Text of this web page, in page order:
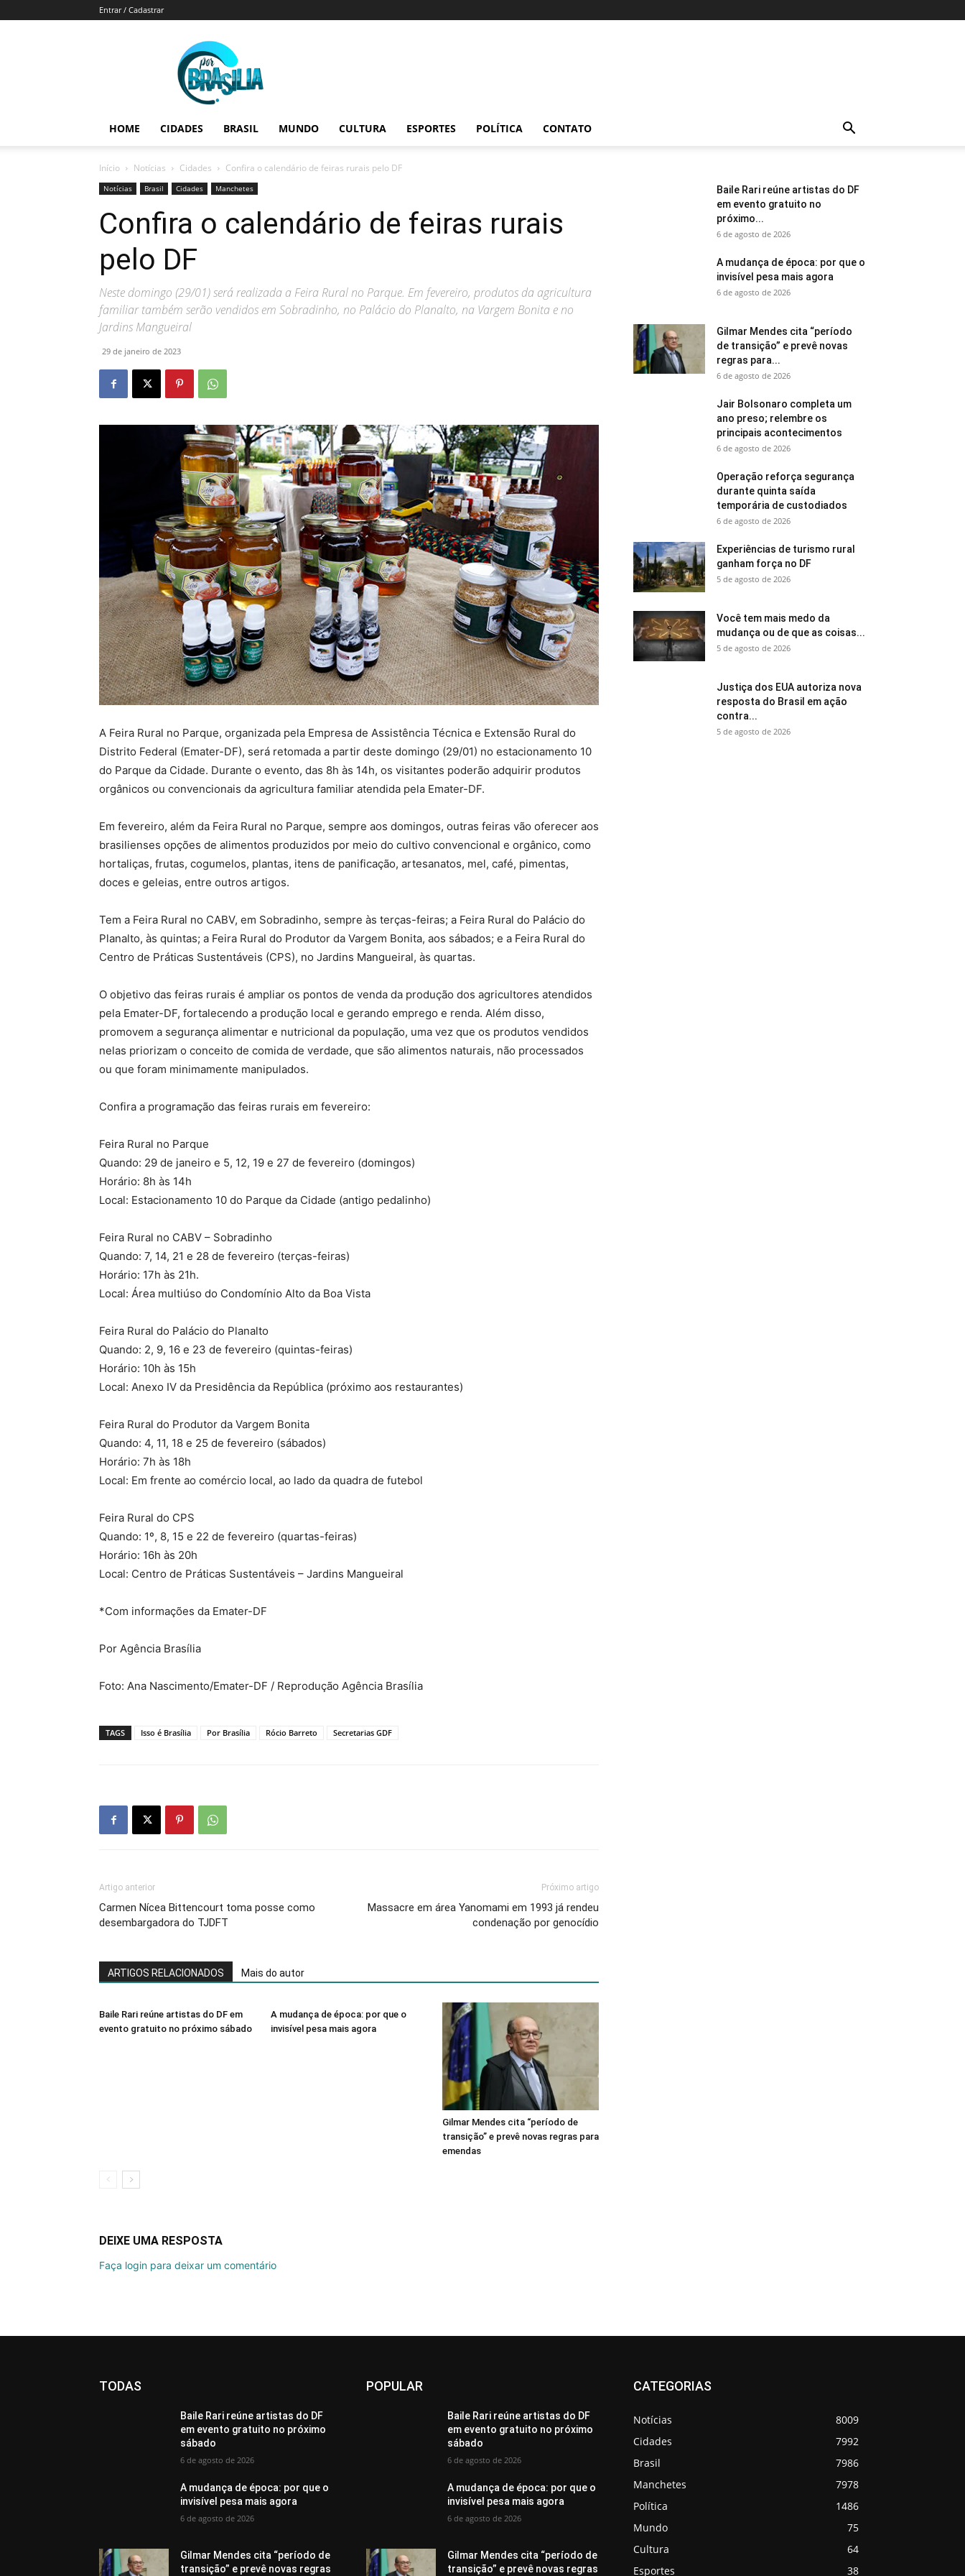
Entrar / Cadastrar
Por
Brasília
HOME CIDADES BRASIL MUNDO CULTURA ESPORTES POLÍTICA CONTATO
Início Notícias Cidades Confira o calendário de feiras rurais pelo DF
Notícias Brasil Cidades Manchetes
Confira o calendário de feiras rurais
pelo DF
Neste domingo (29/01) será realizada a Feira Rural no Parque. Em fevereiro, produtos da agricultura
familiar também serão vendidos em Sobradinho, no Palácio do Planalto, na Vargem Bonita e no
Jardins Mangueiral
29 de janeiro de 2023
A Feira Rural no Parque, organizada pela Empresa de Assistência Técnica e Extensão Rural do
Distrito Federal (Emater-DF), será retomada a partir deste domingo (29/01) no estacionamento 10
do Parque da Cidade. Durante o evento, das 8h às 14h, os visitantes poderão adquirir produtos
orgânicos ou convencionais da agricultura familiar atendida pela Emater-DF.
Em fevereiro, além da Feira Rural no Parque, sempre aos domingos, outras feiras vão oferecer aos
brasilienses opções de alimentos produzidos por meio do cultivo convencional e orgânico, como
hortaliças, frutas, cogumelos, plantas, itens de panificação, artesanatos, mel, café, pimentas,
doces e geleias, entre outros artigos.
Tem a Feira Rural no CABV, em Sobradinho, sempre às terças-feiras; a Feira Rural do Palácio do
Planalto, às quintas; a Feira Rural do Produtor da Vargem Bonita, aos sábados; e a Feira Rural do
Centro de Práticas Sustentáveis (CPS), no Jardins Mangueiral, às quartas.
O objetivo das feiras rurais é ampliar os pontos de venda da produção dos agricultores atendidos
pela Emater-DF, fortalecendo a produção local e gerando emprego e renda. Além disso,
promovem a segurança alimentar e nutricional da população, uma vez que os produtos vendidos
nelas priorizam o conceito de comida de verdade, que são alimentos naturais, não processados
ou que foram minimamente manipulados.
Confira a programação das feiras rurais em fevereiro:
Feira Rural no Parque
Quando: 29 de janeiro e 5, 12, 19 e 27 de fevereiro (domingos)
Horário: 8h às 14h
Local: Estacionamento 10 do Parque da Cidade (antigo pedalinho)
Feira Rural no CABV – Sobradinho
Quando: 7, 14, 21 e 28 de fevereiro (terças-feiras)
Horário: 17h às 21h.
Local: Área multiúso do Condomínio Alto da Boa Vista
Feira Rural do Palácio do Planalto
Quando: 2, 9, 16 e 23 de fevereiro (quintas-feiras)
Horário: 10h às 15h
Local: Anexo IV da Presidência da República (próximo aos restaurantes)
Feira Rural do Produtor da Vargem Bonita
Quando: 4, 11, 18 e 25 de fevereiro (sábados)
Horário: 7h às 18h
Local: Em frente ao comércio local, ao lado da quadra de futebol
Feira Rural do CPS
Quando: 1º, 8, 15 e 22 de fevereiro (quartas-feiras)
Horário: 16h às 20h
Local: Centro de Práticas Sustentáveis – Jardins Mangueiral
*Com informações da Emater-DF
Por Agência Brasília
Foto: Ana Nascimento/Emater-DF / Reprodução Agência Brasília
TAGS Isso é Brasília Por Brasília Rócio Barreto Secretarias GDF
Artigo anterior
Carmen Nícea Bittencourt toma posse como
desembargadora do TJDFT
Próximo artigo
Massacre em área Yanomami em 1993 já rendeu
condenação por genocídio
ARTIGOS RELACIONADOS Mais do autor
Baile Rari reúne artistas do DF em
evento gratuito no próximo sábado
A mudança de época: por que o
invisível pesa mais agora
Gilmar Mendes cita “período de
transição” e prevê novas regras para
emendas
DEIXE UMA RESPOSTA
Faça login para deixar um comentário
Baile Rari reúne artistas do DF
em evento gratuito no
próximo...
6 de agosto de 2026
A mudança de época: por que o
invisível pesa mais agora
6 de agosto de 2026
Gilmar Mendes cita “período
de transição” e prevê novas
regras para...
6 de agosto de 2026
Jair Bolsonaro completa um
ano preso; relembre os
principais acontecimentos
6 de agosto de 2026
Operação reforça segurança
durante quinta saída
temporária de custodiados
6 de agosto de 2026
Experiências de turismo rural
ganham força no DF
5 de agosto de 2026
Você tem mais medo da
mudança ou de que as coisas...
5 de agosto de 2026
Justiça dos EUA autoriza nova
resposta do Brasil em ação
contra...
5 de agosto de 2026
TODAS
Baile Rari reúne artistas do DF
em evento gratuito no próximo
sábado
6 de agosto de 2026
A mudança de época: por que o
invisível pesa mais agora
6 de agosto de 2026
Gilmar Mendes cita “período de
transição” e prevê novas regras
POPULAR
Baile Rari reúne artistas do DF
em evento gratuito no próximo
sábado
6 de agosto de 2026
A mudança de época: por que o
invisível pesa mais agora
6 de agosto de 2026
Gilmar Mendes cita “período de
transição” e prevê novas regras
CATEGORIAS
Notícias
8009
Cidades
7992
Brasil
7986
Manchetes
7978
Política
1486
Mundo
75
Cultura
64
Esportes
38